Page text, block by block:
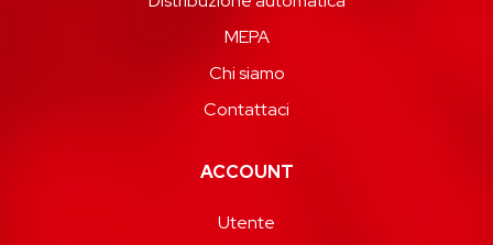
MEPA
Chi siamo
Contattaci
ACCOUNT
Utente